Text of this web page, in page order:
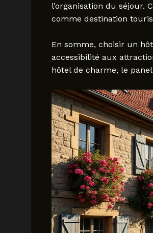
l’organisation du séjour.
comme destination
En somme, choisir un
accessibilité aux
hôtel de charme, le